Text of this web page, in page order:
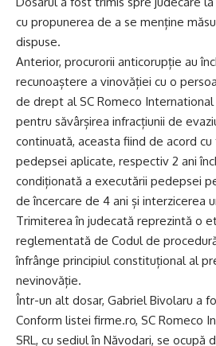
cu propunerea de a se menține
dispuse.
Anterior, procurorii anticorupție au
recunoaștere a vinovăției cu o
de drept al SC Romeco International
pentru săvârșirea infracțiunii de
continuată, aceasta fiind de acord
pedepsei aplicate, respectiv 2 ani
condiționată a executării pedepsei
de încercare de 4 ani și interzicerea
Trimiterea în judecată reprezintă o
reglementată de Codul de
înfrânge principiul constituțional al
nevinovăție.
Într-un alt dosar, Gabriel Bivolaru a
Conform listei firme.ro, SC Romeco
SRL, cu sediul în Năvodari, se ocupă